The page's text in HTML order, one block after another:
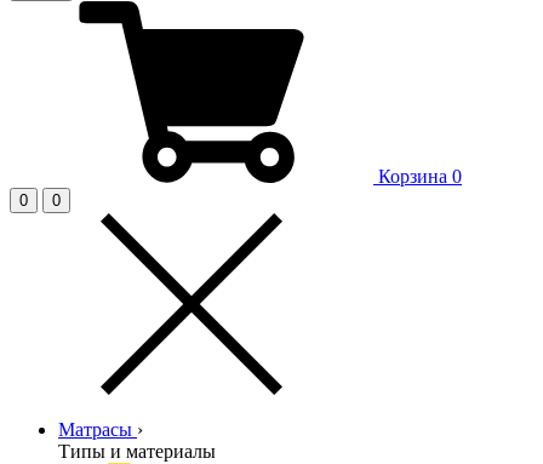
Корзина 0
0 0
Матрасы ›
Типы и материалы